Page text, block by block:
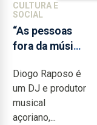
CULTURA E
SOCIAL
“As pessoas
fora da música
noção do quão
difícil é
produzir uma
música”
Diogo Raposo é
um DJ e produtor
musical
açoriano,...